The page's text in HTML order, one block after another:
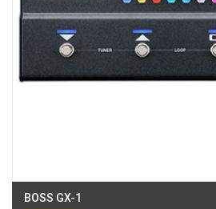
Việt Thương Music - 6F Ngô Thời Nhiệm
6F Ngô Thời Nhiệm, Phường Xuân Hòa,
Việt Thương Music - 442 Lũy Bán Bích
442 Lũy Bán Bích, Phường Tân Phú,
Việt Thương Music - 12 Quốc Hương
344 Nguyễn Văn Linh, Phường Thanh Khê,
Việt Thương Music - Vincom Lê Văn Việt
BOSS GX-1